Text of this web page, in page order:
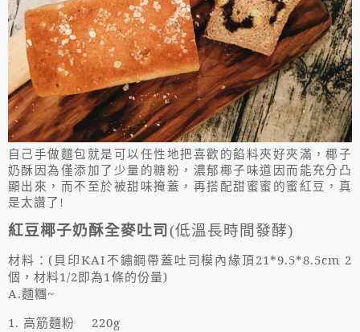
自己手做麵包就是可以任性地把喜歡的餡料夾好夾滿，椰子
奶酥因為僅添加了少量的糖粉，濃郁椰子味道因而能充分凸
顯出來，而不至於被甜味掩蓋，再搭配甜蜜蜜的蜜紅豆，真
是太讚了!
紅豆椰子奶酥全麥吐司 (低溫長時間發酵)
材料： ( 貝印KAI 不鏽鋼帶蓋吐司模內緣頂21*9.5*8.5cm 2
個，材料1/2即為1條的份量)
A.麵糰~
1. 高筋麵粉 220g